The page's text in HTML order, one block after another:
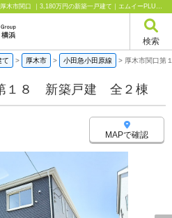
厚木市関口第１８ 新築戸建 全２棟 神奈川県厚木市関口 ｜3,180万円の新築一戸建て｜エムイーPLUS横浜
検索
て > 厚木市 > 小田急小田原線 > 厚木市関口
１８ 新築戸建 全２棟
MAPで確認